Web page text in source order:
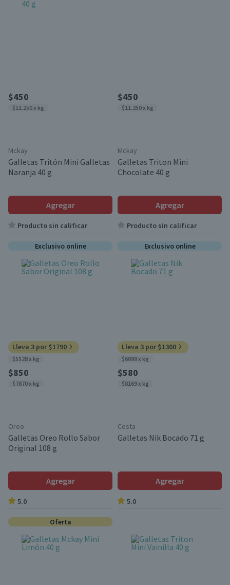
$450
$11.250 x kg
Mckay
Galletas Tritón Mini Galletas
Naranja 40 g
Agregar
Producto sin calificar
$450
$11.250 x kg
Mckay
Galletas Triton Mini
Chocolate 40 g
Agregar
Producto sin calificar
Exclusivo online
Lleva 3 por $1790
$5528 x kg
$850
$7870 x kg
Oreo
Galletas Oreo Rollo Sabor
Original 108 g
Agregar
5.0
Exclusivo online
Lleva 3 por $1300
$6099 x kg
$580
$8169 x kg
Costa
Galletas Nik Bocado 71 g
Agregar
5.0
Oferta